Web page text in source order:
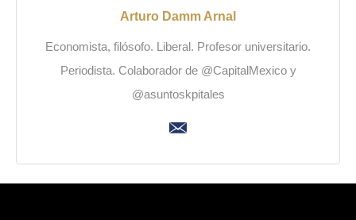
Arturo Damm Arnal
Economista, filósofo. Liberal. Profesor universitario.
Periodista. Colaborador de @CapitalMexico y
@asuntoskpitales